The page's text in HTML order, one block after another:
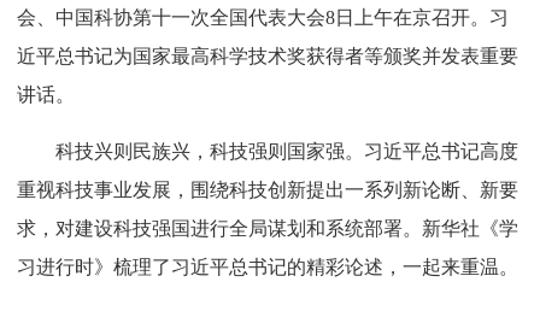
会、中国科协第十一次全国代表大会8日上午在京召开。习
近平总书记为国家最高科学技术奖获得者等颁奖并发表重要
讲话。
科技兴则民族兴，科技强则国家强。习近平总书记高度
重视科技事业发展，围绕科技创新提出一系列新论断、新要
求，对建设科技强国进行全局谋划和系统部署。新华社《学
习进行时》梳理了习近平总书记的精彩论述，一起来重温。